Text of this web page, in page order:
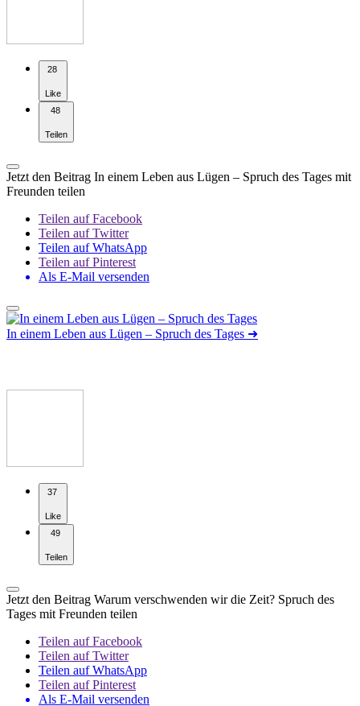
28
Like
48
Teilen
Jetzt den Beitrag In einem Leben aus Lügen – Spruch des Tages mit
Freunden teilen
Teilen auf Facebook
Teilen auf Twitter
Teilen auf WhatsApp
Teilen auf Pinterest
Als E-Mail versenden
In einem Leben aus Lügen – Spruch des Tages ➜
37
Like
49
Teilen
Jetzt den Beitrag Warum verschwenden wir die Zeit? Spruch des
Tages mit Freunden teilen
Teilen auf Facebook
Teilen auf Twitter
Teilen auf WhatsApp
Teilen auf Pinterest
Als E-Mail versenden